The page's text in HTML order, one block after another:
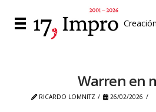
Creación
Warren en
RICARDO LOMNITZ 26/02/2026